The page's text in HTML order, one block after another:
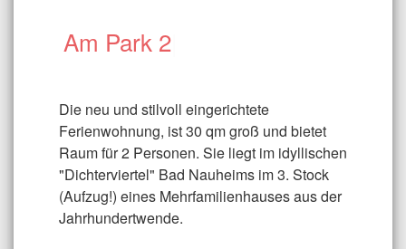
Am Park 2
Die neu und stilvoll eingerichtete
Ferienwohnung, ist 30 qm groß und bietet
Raum für 2 Personen. Sie liegt im idyllischen
"Dichterviertel" Bad Nauheims im 3. Stock
(Aufzug!) eines Mehrfamilienhauses aus der
Jahrhundertwende.